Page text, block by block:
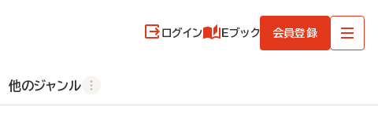
ログイン Eブック 会員登録
他のジャンル